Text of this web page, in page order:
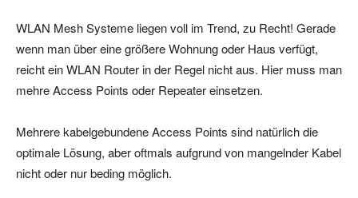
WLAN Mesh Systeme liegen voll im Trend, zu Recht! Gerade
wenn man über eine größere Wohnung oder Haus verfügt,
reicht ein WLAN Router in der Regel nicht aus. Hier muss man
mehre Access Points oder Repeater einsetzen.
Mehrere kabelgebundene Access Points sind natürlich die
optimale Lösung, aber oftmals aufgrund von mangelnder Kabel
nicht oder nur beding möglich.